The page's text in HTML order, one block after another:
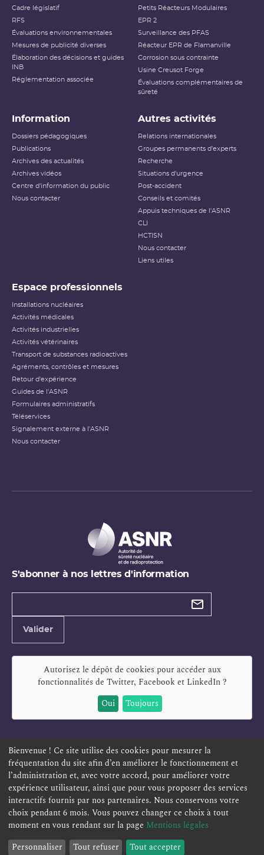
Cadre législatif
RFS
Évaluations environnementales
Mesures de publicité diverses
Élaboration des décisions et guides
INB
Réglementation associée
Petits Réacteurs Modulaires
EPR 2
Surveillance des PFAS
Réacteur EPR de Flamanville
Corrosion sous contrainte
Usine Creusot Forge
Évaluations complémentaires de
sûreté
Information
Dossiers pédagogiques
Publications
Archives des actualités
Archives vidéos
Centre d'information du public
Nous contacter
Autres activités
Relations internationales
Groupes permanents d'experts
Recherche
Situations d'urgence
Post-accident
Conseils et comités
Appuis techniques de l'ASNR
CLI
HCTISN
Nous contacter
Liens utiles
Espace professionnels
Installations nucléaires
Activités médicales
Activités industrielles
Activités vétérinaires
Transport de substances radioactives
Agréments, contrôles et mesures
Retour d'expérience
Guides de l'ASNR
Formulaires administratifs
Téléservices
Signalement externe à l'ASNR
Nous contacter
S'abonner à nos lettres d'information
Types de
Valider
Autorisez le dépôt de cookies pour accéder aux
fonctionnalités de Twitter, Facebook et LinkedIn?
Oui
Toujours
ESPACE PERSONNEL OFFRES D'EMPLOI SIGNALEMENT
TÉLÉSERVICES PLAN DU SITE
ACCESSIBILITÉ POLITIQUE DE CONFIDENTIALITÉ
MENTIONS LÉGALES CONTACT
Bienvenue ! Ce site utilise des cookies pour mesurer la
fréquentation du site afin d’en améliorer le fonctionnement et
l’administration et, avec votre accord, pour améliorer votre
expérience utilisateur, ainsi que pour vous proposer des services
interactifs fournis par nos partenaires. Nous conservons votre
choix pendant 6 mois. Vous pouvez changer ce choix à tout
moment en vous rendant sur la page Mentions légales
Personnaliser
Tout refuser Tout accepter